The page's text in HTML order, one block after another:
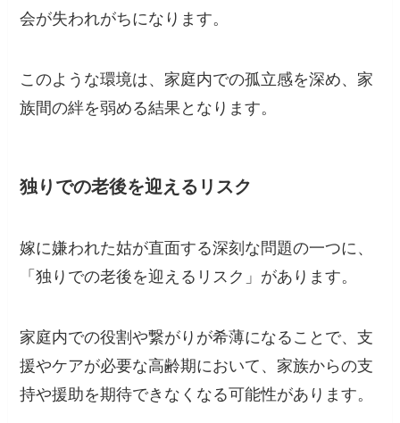
会が失われがちになります。
このような環境は、家庭内での孤立感を深め、家
族間の絆を弱める結果となります。
独りでの老後を迎えるリスク
嫁に嫌われた姑が直面する深刻な問題の一つに、
「独りでの老後を迎えるリスク」があります。
家庭内での役割や繋がりが希薄になることで、支
援やケアが必要な高齢期において、家族からの支
持や援助を期待できなくなる可能性があります。